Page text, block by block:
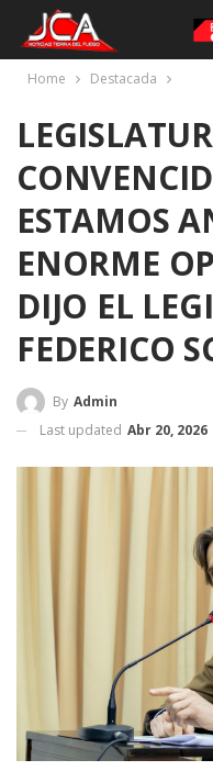
Home Destacada
ESTAMOS
ENORME
DIJO EL
FEDERICO
By Admin
Last updated Abr 20, 2026